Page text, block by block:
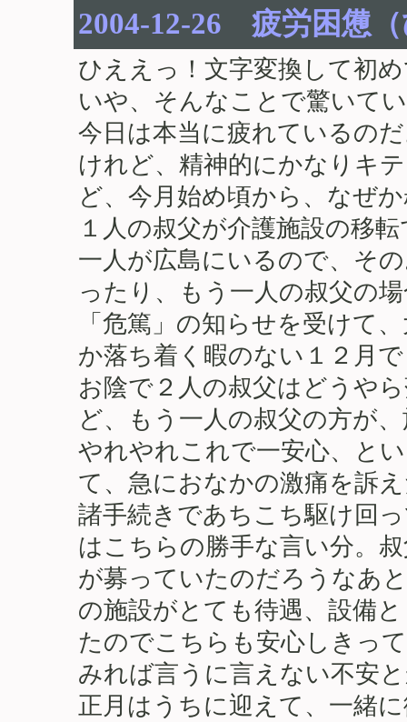
2004-12-26 疲労困憊
ひええっ！文字変換して初
いや、そんなことで驚いて
今日は本当に疲れているの
けれど、精神的にかなりキ
ど、今月始め頃から、なぜ
１人の叔父が介護施設の移
一人が広島にいるので、そ
ったり、もう一人の叔父の
「危篤」の知らせを受けて
か落ち着く暇のない１２月
お陰で２人の叔父はどうや
ど、もう一人の叔父の方が
やれやれこれで一安心、と
て、急におなかの激痛を訴
諸手続きであちこち駆け回
はこちらの勝手な言い分。
が募っていたのだろうなあ
の施設がとても待遇、設備
たのでこちらも安心しきっ
みれば言うに言えない不安
正月はうちに迎えて、一緒